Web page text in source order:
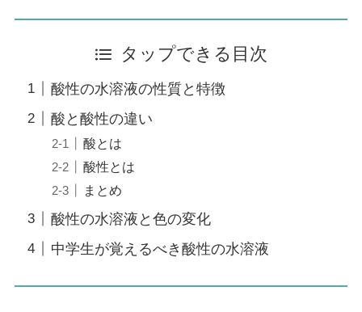
タップできる目次
酸性の水溶液の性質と特徴
酸と酸性の違い
酸とは
酸性とは
まとめ
酸性の水溶液と色の変化
中学生が覚えるべき酸性の水溶液